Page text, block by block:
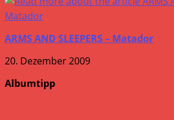
ARMS AND SLEEPERS – Matador
20. Dezember 2009
Albumtipp